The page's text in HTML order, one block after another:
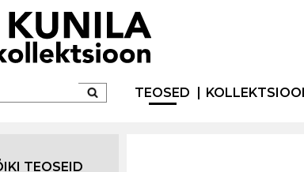
TEOSED
TEOSEID